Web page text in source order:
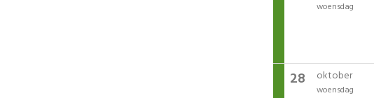
woensdag
28 oktober
woensdag